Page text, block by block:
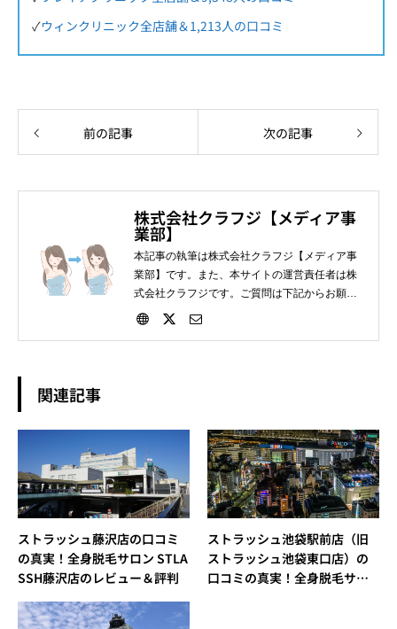
✓ウィンクリニック全店舗＆1,213人の口コミ
前の記事 次の記事
株式会社クラフジ【メディア事
業部】
本記事の執筆は株式会社クラフジ【メディア事
業部】です。また、本サイトの運営責任者は株
式会社クラフジです。ご質問は下記からお願い
します。
関連記事
ストラッシュ藤沢店の口コミ
の真実！全身脱毛サロン STLA
SSH藤沢店のレビュー＆評判
ストラッシュ池袋駅前店（旧
ストラッシュ池袋東口店）の
口コミの真実！全身脱毛サロ